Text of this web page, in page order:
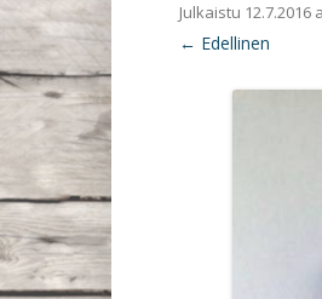
Julkaistu 12.7.2016
← Edellinen